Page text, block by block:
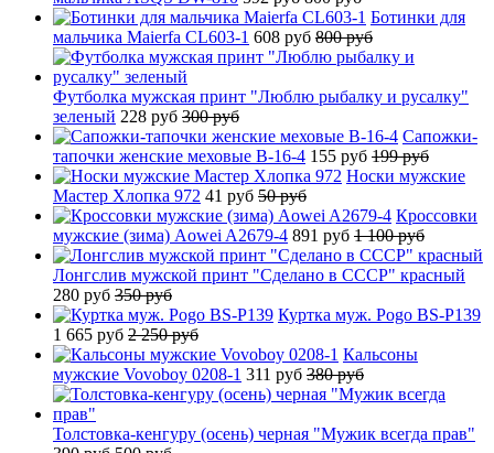
Ботинки для
мальчика Maierfa CL603-1 608 руб 800 руб
Футболка мужская принт "Люблю рыбалку и русалку"
зеленый 228 руб 300 руб
Сапожки-
тапочки женские меховые B-16-4 155 руб 199 руб
Носки мужские
Мастер Хлопка 972 41 руб 50 руб
Кроссовки
мужские (зима) Aowei A2679-4 891 руб 1 100 руб
Лонгслив мужской принт "Сделано в СССР" красный
280 руб 350 руб
Куртка муж. Pogo BS-P139
1 665 руб 2 250 руб
Кальсоны
мужские Vovoboy 0208-1 311 руб 380 руб
Толстовка-кенгуру (осень) черная "Мужик всегда прав"